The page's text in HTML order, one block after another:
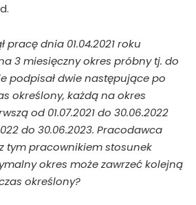
pracę dnia 01.04.2021 roku
3 miesięczny okres próbny tj. do
podpisał dwie następujące po
określony, każdą na okres
od 01.07.2021 do 30.06.2022
do 30.06.2023. Pracodawca
tym pracownikiem stosunek
okres może zawrzeć kolejną
określony?